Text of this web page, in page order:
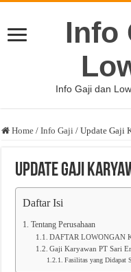
Info
Info Gaji dan
Home / Info Gaji / Update Gaji
Update Gaji
Daftar Isi
Tentang Perusahaan
DAFTAR LOWONGAN
Gaji Karyawan PT Sari
Fasilitas yang Didapat